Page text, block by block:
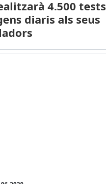
4.500 tests
diaris als seus